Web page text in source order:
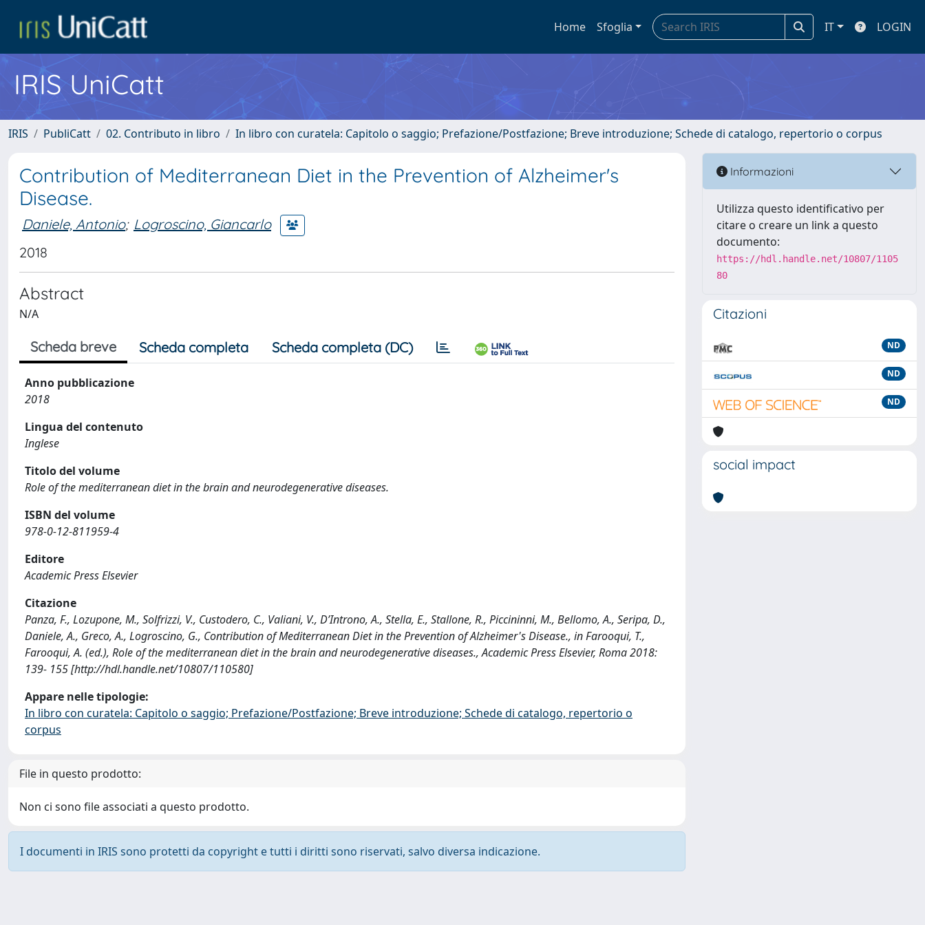
Home Sfoglia IT LOGIN
IRIS UniCatt
IRIS PubliCatt 02. Contributo in libro In libro con curatela: Capitolo o saggio; Prefazione/Postfazione; Breve introduzione; Schede di catalogo, repertorio o corpus
Contribution of Mediterranean Diet in the Prevention of Alzheimer's
Disease.
Daniele, Antonio; Logroscino, Giancarlo
2018
Abstract
N/A
Scheda breve Scheda completa Scheda completa (DC)
Anno pubblicazione
2018
Lingua del contenuto
Inglese
Titolo del volume
Role of the mediterranean diet in the brain and neurodegenerative diseases.
ISBN del volume
978-0-12-811959-4
Editore
Academic Press Elsevier
Citazione
Panza, F., Lozupone, M., Solfrizzi, V., Custodero, C., Valiani, V., D’Introno, A., Stella, E., Stallone, R., Piccininni, M., Bellomo, A., Seripa, D.,
Daniele, A., Greco, A., Logroscino, G., Contribution of Mediterranean Diet in the Prevention of Alzheimer's Disease., in Farooqui, T.,
Farooqui, A. (ed.), Role of the mediterranean diet in the brain and neurodegenerative diseases., Academic Press Elsevier, Roma 2018:
139- 155 [http://hdl.handle.net/10807/110580]
Appare nelle tipologie:
In libro con curatela: Capitolo o saggio; Prefazione/Postfazione; Breve introduzione; Schede di catalogo, repertorio o
corpus
File in questo prodotto:
Non ci sono file associati a questo prodotto.
I documenti in IRIS sono protetti da copyright e tutti i diritti sono riservati, salvo diversa indicazione.
Informazioni
Utilizza questo identificativo per
citare o creare un link a questo
documento:
https://hdl.handle.net/10807/1105
80
Citazioni
ND
ND
ND
social impact